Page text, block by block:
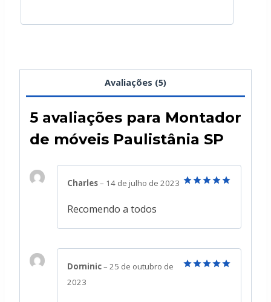
Avaliações (5)
5 avaliações para Montador
de móveis Paulistânia SP
Charles– 14 de julho de 2023
Recomendo a todos
Dominic– 25 de outubro de
2023